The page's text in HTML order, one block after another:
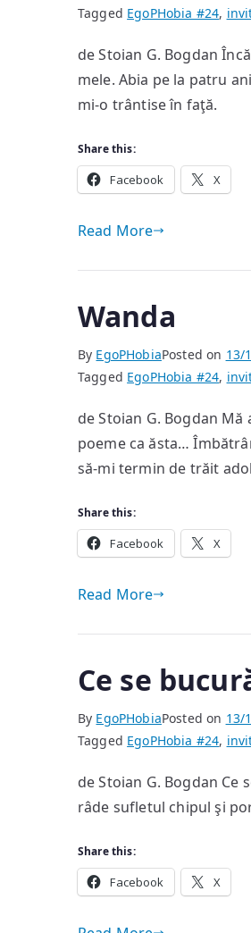
Tagged EgoPHobia #24,
de Stoian G. Bogdan
mele. Abia pe la patru
mi-o trântise în faţă.
Share this:
Facebook X
Read More
Wanda
By EgoPHobiaPosted on 13/
Tagged EgoPHobia #24,
de Stoian G. Bogdan
poeme ca ăsta…
să-mi termin de trăit
Share this:
Facebook X
Read More
Ce se
By EgoPHobiaPosted on 13/
Tagged EgoPHobia #24,
de Stoian G. Bogdan
râde sufletul chipul şi
Share this:
Facebook X